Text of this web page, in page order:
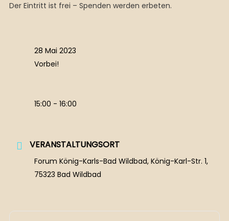
Der Eintritt ist frei – Spenden werden erbeten.
28 Mai 2023
Vorbei!
15:00 - 16:00
VERANSTALTUNGSORT
Forum König-Karls-Bad Wildbad, König-Karl-Str. 1,
75323 Bad Wildbad